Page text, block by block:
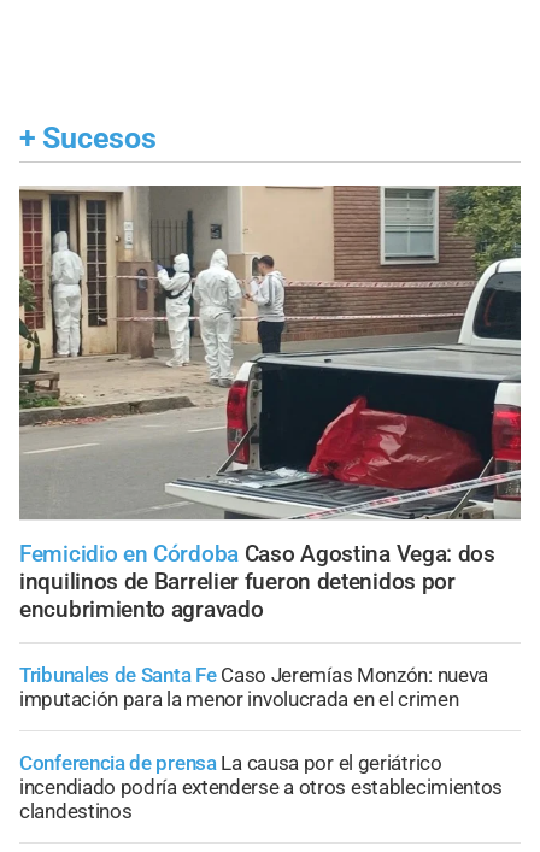
+ Sucesos
Femicidio en Córdoba Caso Agostina Vega: dos
inquilinos de Barrelier fueron detenidos por
encubrimiento agravado
Tribunales de Santa Fe Caso Jeremías Monzón: nueva
imputación para la menor involucrada en el crimen
Conferencia de prensa La causa por el geriátrico
incendiado podría extenderse a otros establecimientos
clandestinos